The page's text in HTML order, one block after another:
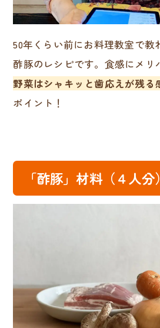
50年くらい前にお料理教室で教
酢豚のレシピです。食感にメリ
野菜はシャキッと歯応えが残る
ポイント！
「酢豚」材料（４人分）